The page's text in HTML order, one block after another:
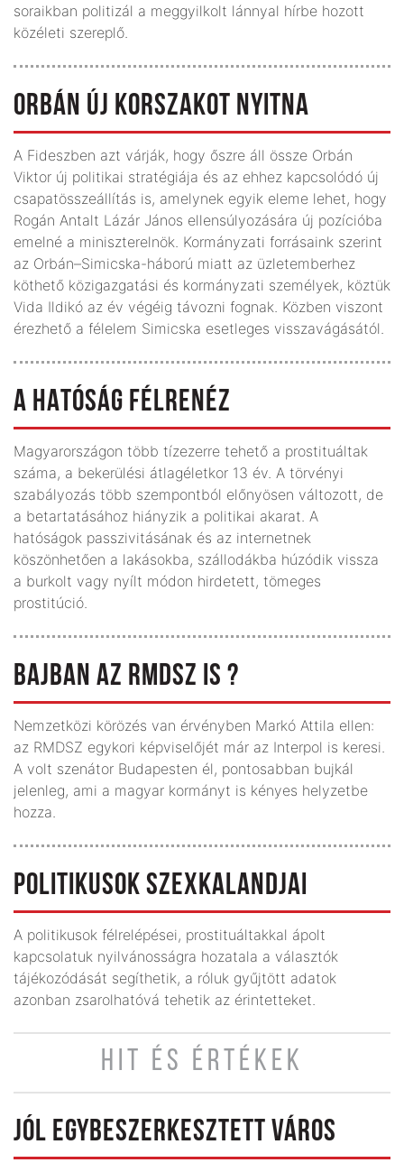
soraikban politizál a meggyilkolt lánnyal hírbe hozott
közéleti szereplő.
ORBÁN ÚJ KORSZAKOT NYITNA
A Fideszben azt várják, hogy őszre áll össze Orbán
Viktor új politikai stratégiája és az ehhez kapcsolódó új
csapatösszeállítás is, amelynek egyik eleme lehet, hogy
Rogán Antalt Lázár János ellensúlyozására új pozícióba
emelné a miniszterelnök. Kormányzati forrásaink szerint
az Orbán–Simicska-háború miatt az üzletemberhez
köthető közigazgatási és kormányzati személyek, köztük
Vida Ildikó az év végéig távozni fognak. Közben viszont
érezhető a félelem Simicska esetleges visszavágásától.
A HATÓSÁG FÉLRENÉZ
Magyarországon több tízezerre tehető a prostituáltak
száma, a bekerülési átlagéletkor 13 év. A törvényi
szabályozás több szempontból előnyösen változott, de
a betartatásához hiányzik a politikai akarat. A
hatóságok passzivitásának és az internetnek
köszönhetően a lakásokba, szállodákba húzódik vissza
a burkolt vagy nyílt módon hirdetett, tömeges
prostitúció.
BAJBAN AZ RMDSZ IS ?
Nemzetközi körözés van érvényben Markó Attila ellen:
az RMDSZ egykori képviselőjét már az Interpol is keresi.
A volt szenátor Budapes­ten él, pontosabban bujkál
jelenleg, ami a magyar kormányt is kényes helyzetbe
hozza.
POLITIKUSOK SZEXKALANDJAI
A politikusok félrelépései, prostituáltakkal ápolt
kapcsolatuk nyilvánosságra hozatala a választók
tájékozódását segíthetik, a róluk gyűjtött adatok
azonban zsarolhatóvá tehetik az érintetteket.
HIT ÉS ÉRTÉKEK
JÓL EGYBESZERKESZTETT VÁROS